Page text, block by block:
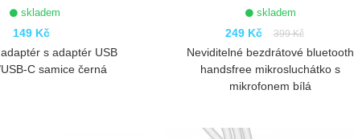
skladem
149 Kč
s adaptér USB
C samice černá
skladem
249 Kč 399 Kč
Neviditelné bezdrátové bluetooth
handsfree mikrosluchátko s
mikrofonem bílá